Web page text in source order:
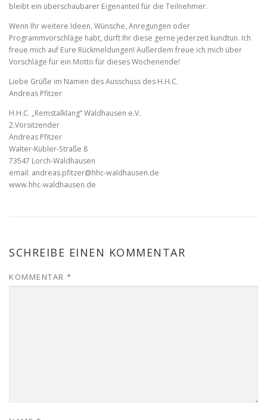
bleibt ein überschaubarer Eigenanteil für die Teilnehmer.
Wenn Ihr weitere Ideen, Wünsche, Anregungen oder
Programmvorschläge habt, dürft Ihr diese gerne jederzeit kundtun. Ich
freue mich auf Eure Rückmeldungen! Außerdem freue ich mich über
Vorschläge für ein Motto für dieses Wochenende!
Liebe Grüße im Namen des Ausschuss des H.H.C.
Andreas Pfitzer
H.H.C. „Remstalklang“ Waldhausen e.V.
2.Vorsitzender
Andreas Pfitzer
Walter-Kübler-Straße 8
73547 Lorch-Waldhausen
email: andreas.pfitzer@hhc-waldhausen.de
www.hhc-waldhausen.de
SCHREIBE EINEN KOMMENTAR
KOMMENTAR *